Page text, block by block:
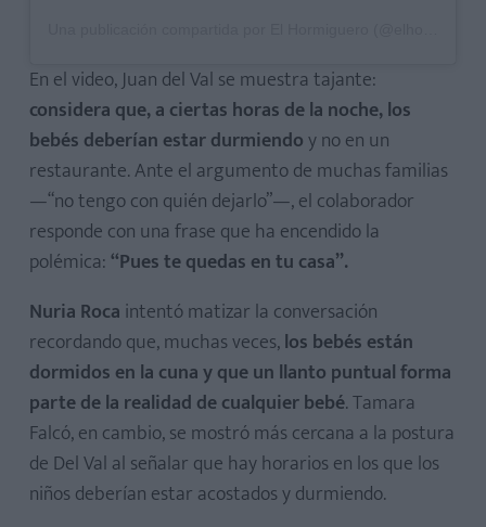
En el video, Juan del Val se muestra tajante:
considera que, a ciertas horas de la noche, los
bebés deberían estar durmiendoy no en un
restaurante. Ante el argumento de muchas familias
—“no tengo con quién dejarlo”—, el colaborador
responde con una frase que ha encendido la
polémica:“Pues te quedas en tu casa”.
Nuria Roca intentó matizar la conversación
recordando que, muchas veces,los bebés están
dormidos en la cuna y que un llanto puntual forma
parte de la realidad de cualquier bebé. Tamara
Falcó, en cambio, se mostró más cercana a la postura
de Del Val al señalar que hay horarios en los que los
niños deberían estar acostados y durmiendo.